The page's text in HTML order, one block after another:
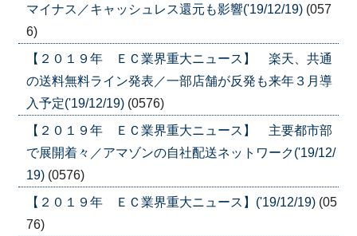
マイナス／キャッシュレス還元も影響('19/12/19) (057
6)
【２０１９年 ＥＣ業界重大ニュース】 楽天、共通
の送料無料ライン発表／一部店舗が反発も来年３月導
入予定('19/12/19) (0576)
【２０１９年 ＥＣ業界重大ニュース】 主要都市部
で展開着々／アマゾンの自社配送ネットワーク('19/12/
19) (0576)
【２０１９年 ＥＣ業界重大ニュース】('19/12/19) (05
76)